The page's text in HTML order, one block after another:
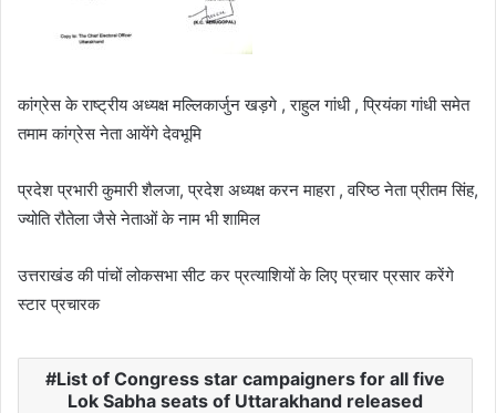
कांग्रेस के राष्ट्रीय अध्यक्ष मल्लिकार्जुन खड़गे , राहुल गांधी , प्रियंका गांधी समेत
तमाम कांग्रेस नेता आयेंगे देवभूमि
प्रदेश प्रभारी कुमारी शैलजा, प्रदेश अध्यक्ष करन माहरा , वरिष्ठ नेता प्रीतम सिंह,
ज्योति रौतेला जैसे नेताओं के नाम भी शामिल
उत्तराखंड की पांचों लोकसभा सीट कर प्रत्याशियों के लिए प्रचार प्रसार करेंगे
स्टार प्रचारक
List of Congress star campaigners for all five
Lok Sabha seats of Uttarakhand released